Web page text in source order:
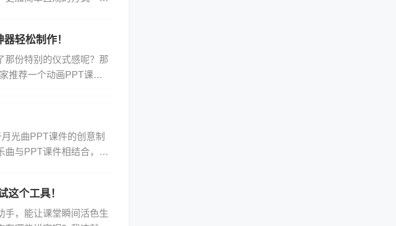
轻松制作！
那份特别的仪式感呢？那
推荐一个动画PPT课件
光曲PPT课件的创意制
曲与PPT课件相结合，让
这个工具！
手，能让课堂瞬间活色生